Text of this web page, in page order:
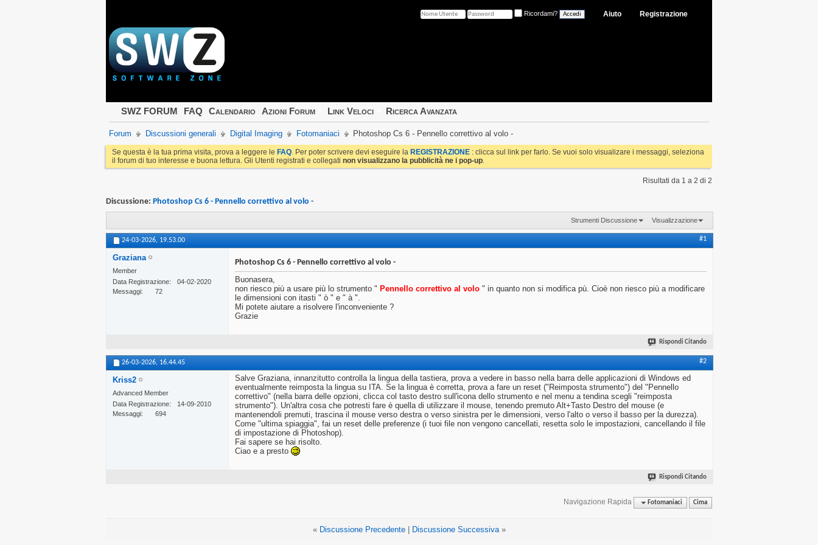
Registrazione
Aiuto
Ricordami?
SWZ FORUM FAQ Calendario Azioni Forum Link Veloci Ricerca Avanzata
Forum Discussioni generali Digital Imaging Fotomaniaci Photoshop Cs 6 - Pennello correttivo al volo -
Se questa è la tua prima visita, prova a leggere le FAQ. Per poter scrivere devi eseguire la REGISTRAZIONE : clicca sul link per farlo. Se vuoi solo visualizare i messaggi, seleziona
il forum di tuo interesse e buona lettura. Gli Utenti registrati e collegati non visualizzano la pubblicità ne i pop-up.
Risultati da 1 a 2 di 2
Discussione: Photoshop Cs 6 - Pennello correttivo al volo -
Strumenti Discussione Visualizzazione
24-03-2026, 19.53.00 #1
Graziana
Member
Data Registrazione
04-02-2020
Messaggi
72
Photoshop Cs 6 - Pennello correttivo al volo -
Buonasera,
non riesco più a usare più lo strumento " Pennello correttivo al volo " in quanto non si modifica pù. Cioè non riesco più a modificare
le dimensioni con itasti " ò " e " à ".
Mi potete aiutare a risolvere l'inconveniente ?
Grazie
Rispondi Citando
26-03-2026, 16.44.45 #2
Kriss2
Advanced Member
Data Registrazione
14-09-2010
Messaggi
694
Salve Graziana, innanzitutto controlla la lingua della tastiera, prova a vedere in basso nella barra delle applicazioni di Windows ed
eventualmente reimposta la lingua su ITA. Se la lingua è corretta, prova a fare un reset ("Reimposta strumento") del "Pennello
correttivo" (nella barra delle opzioni, clicca col tasto destro sull'icona dello strumento e nel menu a tendina scegli "reimposta
strumento"). Un'altra cosa che potresti fare è quella di utilizzare il mouse, tenendo premuto Alt+Tasto Destro del mouse (e
mantenendoli premuti, trascina il mouse verso destra o verso sinistra per le dimensioni, verso l'alto o verso il basso per la durezza).
Come "ultima spiaggia", fai un reset delle preferenze (i tuoi file non vengono cancellati, resetta solo le impostazioni, cancellando il file
di impostazione di Photoshop).
Fai sapere se hai risolto.
Ciao e a presto
Rispondi Citando
Navigazione Rapida Fotomaniaci Cima
« Discussione Precedente| Discussione Successiva »